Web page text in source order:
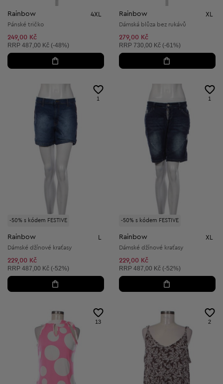
Rainbow 4XL
Pánské tričko
249,00 Kč
Doporučená cena:
RRP 487,00 Kč (-48%)
Rainbow XL
Dámská blůza bez rukávů
279,00 Kč
Doporučená cena:
RRP 730,00 Kč (-61%)
-50% s kódem FESTIVE
1
Rainbow
Dámské džínové kraťasy
229,00 Kč
Doporučená cena:
RRP 487,00 Kč (-52%)
-50% s kódem FESTIVE
1
Rainbow XL
Dámské džínové kraťasy
229,00 Kč
Doporučená cena:
RRP 487,00 Kč (-52%)
13 2